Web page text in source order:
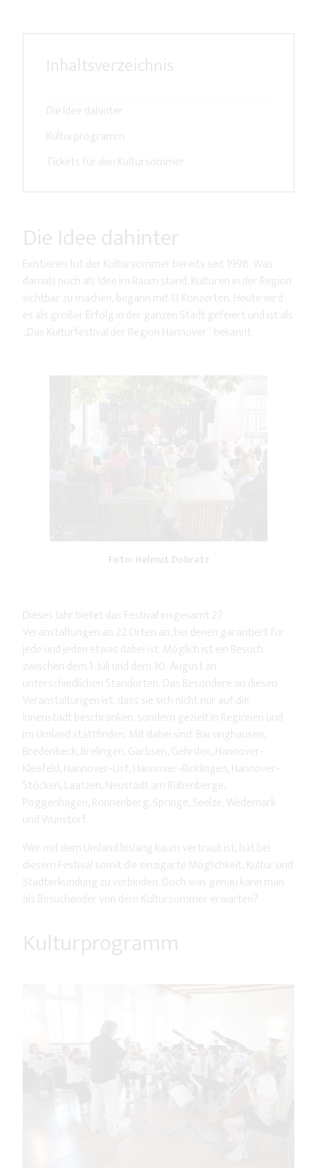
Inhaltsverzeichnis
Die Idee dahinter
Kulturprogramm
Tickets für den Kultursommer
Die Idee dahinter
Existieren tut der Kultursommer bereits seit 1998. Was
damals noch als Idee im Raum stand, Kulturen in der Region
sichtbar zu machen, begann mit 13 Konzerten. Heute wird
es als großer Erfolg in der ganzen Stadt gefeiert und ist als
„Das Kulturfestival der Region Hannover“ bekannt.
Foto: Helmut Dobratz
Dieses Jahr bietet das Festival insgesamt 27
Veranstaltungen an 22 Orten an, bei denen garantiert für
jede und jeden etwas dabei ist. Möglich ist ein Besuch
zwischen dem 1. Juli und dem 30. August an
unterschiedlichen Standorten. Das Besondere an diesen
Veranstaltungen ist, dass sie sich nicht nur auf die
Innenstadt beschränken, sondern gezielt in Regionen und
im Umland stattfinden. Mit dabei sind: Barsinghausen,
Bredenbeck, Brelingen, Garbsen, Gehrden, Hannover-
Kleefeld, Hannover-List, Hannover-Ricklingen, Hannover-
Stöcken, Laatzen, Neustadt am Rübenberge,
Poggenhagen, Ronnenberg, Springe, Seelze, Wedemark
und Wunstorf.
Wer mit dem Umland bislang kaum vertraut ist, hat bei
diesem Festival somit die einzigarte Möglichkeit, Kultur und
Stadterkundung zu verbinden. Doch was genau kann man
als Besuchender von dem Kultursommer erwarten?
Kulturprogramm